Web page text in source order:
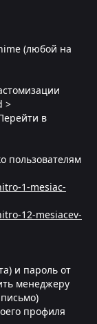
(любой на
>
в
пользователям
1-mesiac-
12-mesiacev-
и пароль от
менеджеру
профиля